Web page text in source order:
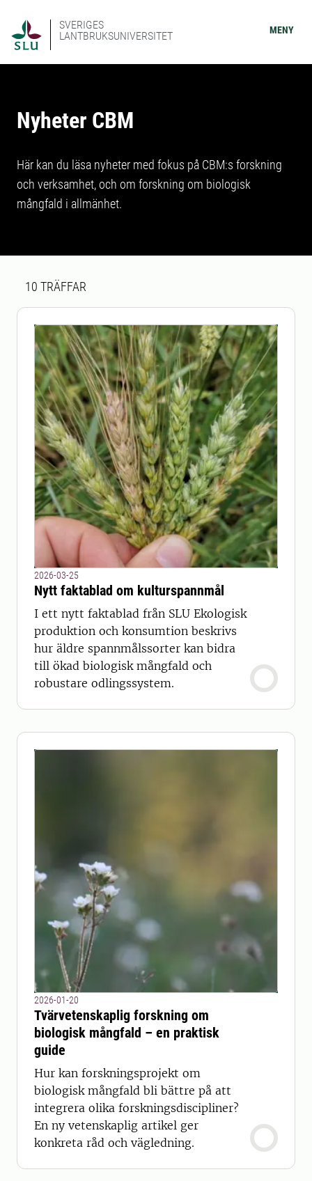
SVERIGES
LANTBRUKSUNIVERSITET
MENY
Nyheter CBM
Här kan du läsa nyheter med fokus på CBM:s forskning
och verksamhet, och om forskning om biologisk
mångfald i allmänhet.
Sökresultat
10 TRÄFFAR
2026-03-25
Nytt faktablad om kulturspannmål
I ett nytt faktablad från SLU Ekologisk
produktion och konsumtion beskrivs
hur äldre spannmålssorter kan bidra
till ökad biologisk mångfald och
robustare odlingssystem.
2026-01-20
Tvärvetenskaplig forskning om
biologisk mångfald – en praktisk
guide
Hur kan forskningsprojekt om
biologisk mångfald bli bättre på att
integrera olika forskningsdiscipliner?
En ny vetenskaplig artikel ger
konkreta råd och vägledning.